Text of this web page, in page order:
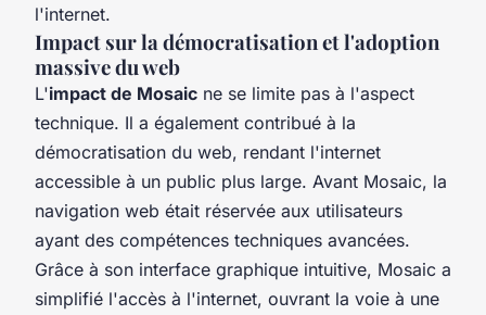
l'internet.
Impact sur la démocratisation et l'adoption
massive du web
L'impact de Mosaic ne se limite pas à l'aspect
technique. Il a également contribué à la
démocratisation du web, rendant l'internet
accessible à un public plus large. Avant Mosaic, la
navigation web était réservée aux utilisateurs
ayant des compétences techniques avancées.
Grâce à son interface graphique intuitive, Mosaic a
simplifié l'accès à l'internet, ouvrant la voie à une